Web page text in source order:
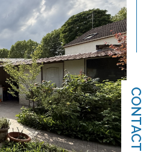
CONTACT